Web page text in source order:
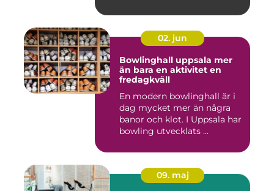
02. jun
Bowlinghall uppsala mer
än bara en aktivitet en
fredagkväll
En modern bowlinghall är i
dag mycket mer än några
banor och klot. I Uppsala har
bowling utvecklats ...
09. maj